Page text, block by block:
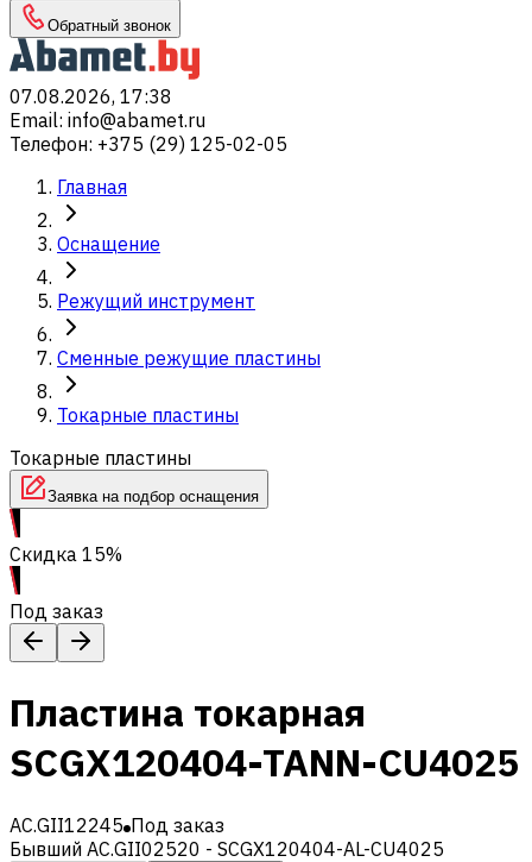
Обратный звонок
07.08.2026, 17:38
Email: info@abamet.ru
Телефон: +375 (29) 125-02-05
Главная
Оснащение
Режущий инструмент
Сменные режущие пластины
Токарные пластины
Токарные пластины
Заявка на подбор оснащения
Скидка 15%
Под заказ
Пластина токарная
SCGX120404-TANN-CU4025
AC.GII12245 Под заказ
Бывший AC.GII02520 - SCGX120404-AL-CU4025